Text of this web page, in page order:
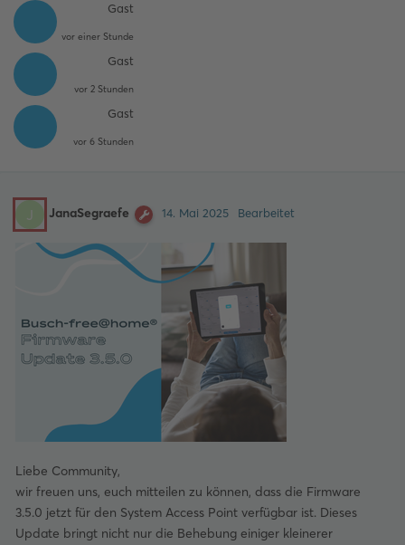
Gast
vor einer Stunde
Gast
vor 2 Stunden
Gast
vor 6 Stunden
J JanaSegraefe 14. Mai 2025 Bearbeitet
Liebe Community,
wir freuen uns, euch mitteilen zu können, dass die Firmware
3.5.0 jetzt für den System Access Point verfügbar ist. Dieses
Update bringt nicht nur die Behebung einiger kleinerer